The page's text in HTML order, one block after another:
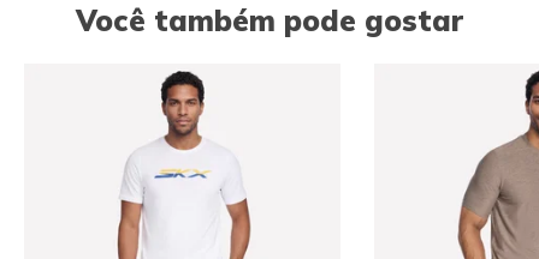
Você também pode gostar